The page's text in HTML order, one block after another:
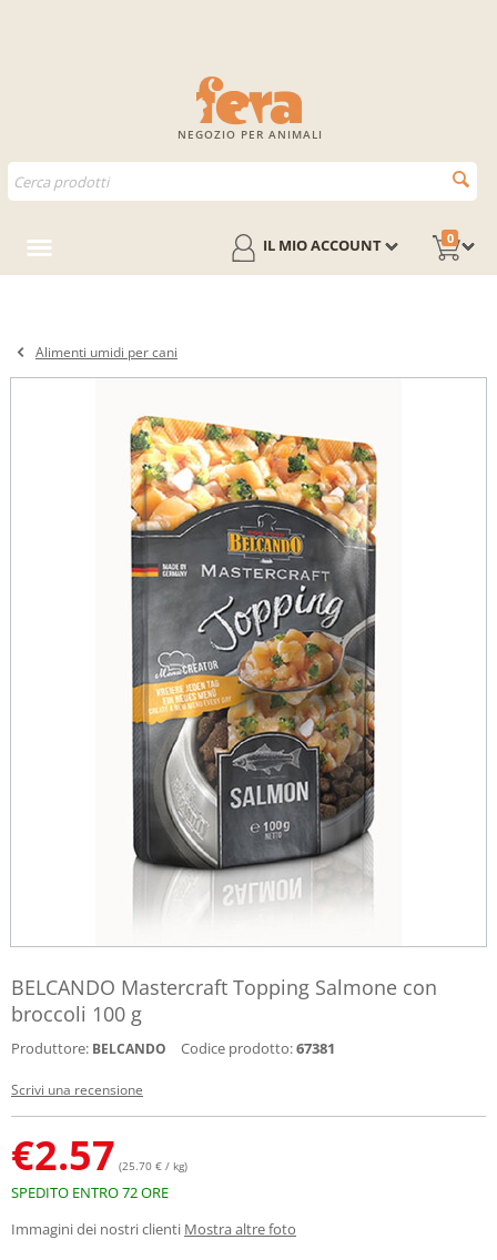
NEGOZIO PER ANIMALI
0
IL MIO ACCOUNT
Alimenti umidi per cani
BELCANDO Mastercraft Topping Salmone con
broccoli 100 g
Produttore: BELCANDO Codice prodotto:67381
Scrivi una recensione
€2.57 (25.70 € / kg)
SPEDITO ENTRO 72 ORE
Immagini dei nostri clienti Mostra altre foto